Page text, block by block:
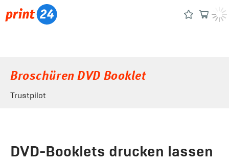
Broschüren DVD Booklet
Trustpilot
DVD-Booklets drucken lassen